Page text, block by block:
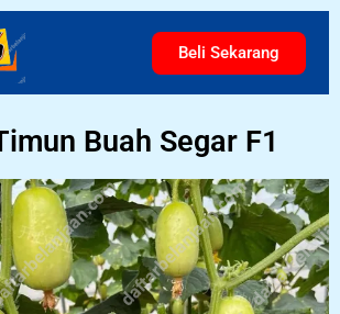
Beli Sekarang
Buah Segar F1